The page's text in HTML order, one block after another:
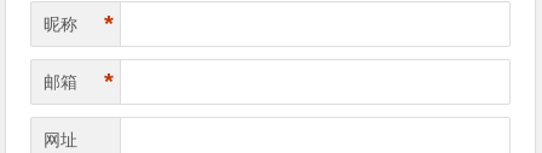
昵称 *
邮箱 *
网址